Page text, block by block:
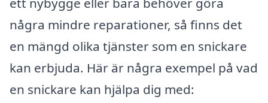
några mindre reparationer, så finns det
en mängd olika tjänster som en snickare
kan erbjuda. Här är några exempel på vad
en snickare kan hjälpa dig med: